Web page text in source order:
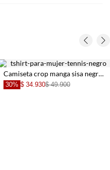
Camiseta crop manga sisa negra con acabado ligero para mujer
30% $ 34.930$ 49.900